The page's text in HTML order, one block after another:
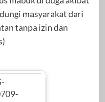
masyarakat dari
tanpa izin dan